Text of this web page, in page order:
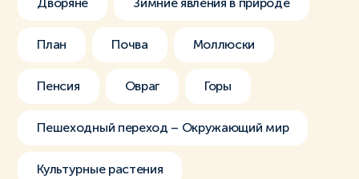
Дворяне Зимние явления в природе
План Почва Моллюски
Пенсия Овраг Горы
Пешеходный переход – Окружающий мир
Культурные растения